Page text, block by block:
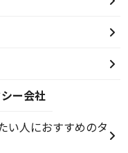
ー会社
い人におすすめのタ